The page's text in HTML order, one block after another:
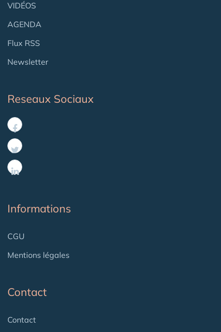
VIDÉOS
AGENDA
Flux RSS
Newsletter
Reseaux Sociaux
Informations
CGU
Mentions légales
Contact
Contact